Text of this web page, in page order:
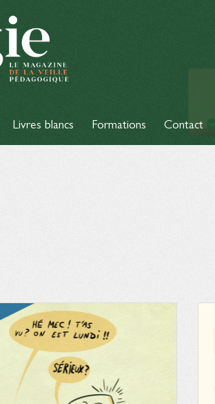
Livres blancs Formations Contact